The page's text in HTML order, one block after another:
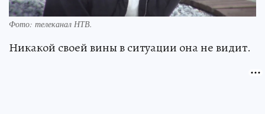
Фото: телеканал НТВ.
Никакой своей вины в ситуации она не видит.